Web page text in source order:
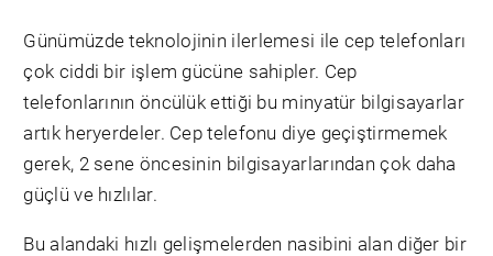
Günümüzde teknolojinin ilerlemesi ile cep telefonları
çok ciddi bir işlem gücüne sahipler. Cep
telefonlarının öncülük ettiği bu minyatür bilgisayarlar
artık heryerdeler. Cep telefonu diye geçiştirmemek
gerek, 2 sene öncesinin bilgisayarlarından çok daha
güçlü ve hızlılar.
Bu alandaki hızlı gelişmelerden nasibini alan diğer bir